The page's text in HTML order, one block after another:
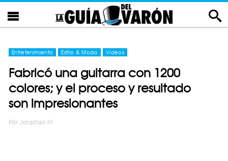
Entretenimiento Estilo & Moda Videos
Fabricó una guitarra con 1200
colores; y el proceso y resultado
son impresionantes
Por Jonathan M